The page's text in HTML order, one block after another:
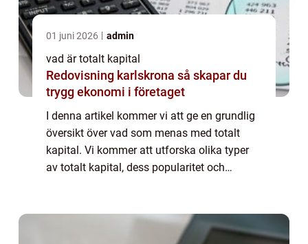
01 juni 2026 admin
vad är totalt kapital
Redovisning karlskrona så skapar du
trygg ekonomi i företaget
I denna artikel kommer vi att ge en grundlig
översikt över vad som menas med totalt
kapital. Vi kommer att utforska olika typer
av totalt kapital, dess popularitet och